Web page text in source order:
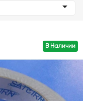
В Наличии